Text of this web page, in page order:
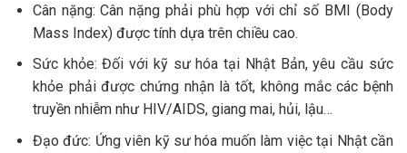
Cân nặng: Cân nặng phải phù hợp với chỉ số BMI (Body
Mass Index) được tính dựa trên chiều cao.
Sức khỏe: Đối với kỹ sư hóa tại Nhật Bản, yêu cầu sức
khỏe phải được chứng nhận là tốt, không mắc các bệnh
truyền nhiễm như HIV/AIDS, giang mai, hủi, lậu…
Đạo đức: Ứng viên kỹ sư hóa muốn làm việc tại Nhật cần